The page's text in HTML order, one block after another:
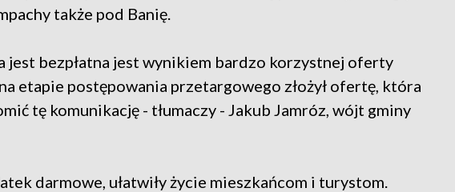
także pod Banię.
jest bezpłatna jest wynikiem bardzo korzystnej oferty
etapie postępowania przetargowego złożył ofertę, która
tę komunikację - tłumaczy - Jakub Jamróz, wójt gminy
darmowe, ułatwiły życie mieszkańcom i turystom.